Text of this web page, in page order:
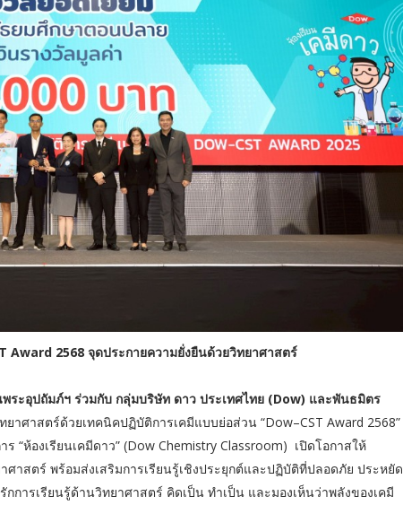
Award 2568​ จุดประกายความยั่งยืนด้วยวิทยาศาสตร์
ระอุปถัมภ์ฯ ร่วมกับ กลุ่มบริษัท ดาว ประเทศไทย (Dow) และพันธมิตร
าศาสตร์ด้วยเทคนิคปฏิบัติการเคมีแบบย่อส่วน “Dow–CST Award 2568”
“ห้องเรียนเคมีดาว” (Dow Chemistry Classroom) เปิดโอกาสให้
ศาสตร์ พร้อมส่งเสริมการเรียนรู้เชิงประยุกต์และปฏิบัติที่ปลอดภัย ประหยัด
การเรียนรู้ด้านวิทยาศาสตร์ คิดเป็น ทำเป็น และมองเห็นว่าพลังของเคมี